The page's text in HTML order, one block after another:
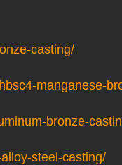
casting/
manganese-
bronze-
steel-casting/